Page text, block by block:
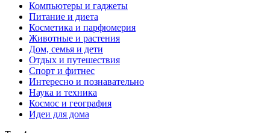
Компьютеры и гаджеты
Питание и диета
Косметика и парфюмерия
Животные и растения
Дом, семья и дети
Отдых и путешествия
Спорт и фитнес
Интересно и познавательно
Наука и техника
Космос и география
Идеи для дома